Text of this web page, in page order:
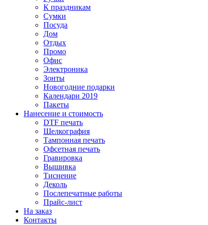
К праздникам
Сумки
Посуда
Дом
Отдых
Промо
Офис
Электроника
Зонты
Новогодние подарки
Календари 2019
Пакеты
Нанесение и стоимость
DTF печать
Шелкография
Тампонная печать
Офсетная печать
Гравировка
Вышивка
Тиснение
Деколь
Послепечатные работы
Прайс-лист
На заказ
Контакты